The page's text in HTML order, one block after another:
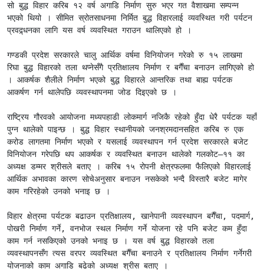
सो बुद्ध विहार करिब १२ वर्ष अगाडि निर्माण सुरु भएर गत वैशाखमा सम्पन्न
भएको थियो । सीमित स्रोतसाधनमा निर्मित बुद्ध विहारलाई व्यवस्थित गरी पर्यटन
प्रवद्र्धनका लागि यस वर्ष व्यवस्थित गराउन थालिएको हो ।
गण्डकी प्रदेश सरकारले चालु आर्थिक वर्षमा विनियोजन गरेको रु १५ लाखमा
रिघा बुद्ध विहारको तला थप्नेसँगै प्रतिक्षालय निर्माण र बगैँचा बनाउन लागिएको हो
। आकर्षक शैलीले निर्माण भएको बुद्ध विहारले आन्तरिक तथा बाह्य पर्यटक
आकर्षण गर्न थालेपछि व्यवस्थापनमा जोड दिइएको छ ।
राष्ट्रिय गौरवको आयोजना मध्यपहाडी लोकमार्ग नजिकै रहेको हुँदा धेरै पर्यटक यहाँ
पुग्न थालेको पाइन्छ । बुद्ध विहार स्थानीयको जनश्रमदानसहित करिब रु एक
करोड लागतमा निर्माण भएको र यसलाई व्यवस्थापन गर्न प्रदेश सरकारले बजेट
विनियोजन गरेपछि थप आकर्षक र व्यवस्थित बनाउन थालेको गलकोट–११ का
अध्यक्ष डम्मर श्रीसले बताए । करिब १५ रोपनी क्षेत्रफलमा फैलिएको विहारलाई
आर्थिक अभावका कारण सोचेअनुसार बनाउन नसकेको भन्दै विस्तारै बजेट मागेर
काम गरिरहेको उनको भनाइ छ ।
विहार क्षेत्रमा पर्यटक बढाउन प्रतिक्षालय, खानेपानी व्यवस्थापन बगैँचा, पदमार्ग,
पोखरी निर्माण गर्ने, वनभोज स्थल निर्माण गर्ने योजना रहे पनि बजेट कम हुँदा
काम गर्न नसकिएको उनको भनाइ छ । यस वर्ष बुद्ध विहारको तला
व्यवस्थापनसँग त्यस वरपर व्यवस्थित बगैँचा बनाउने र प्रतिक्षालय निर्माण गर्नेगरी
योजनाको काम अगाडि बढेको अध्यक्ष श्रीस बताए ।